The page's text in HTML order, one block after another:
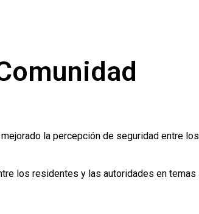
la percepción de seguridad entre los
los residentes y las autoridades en temas